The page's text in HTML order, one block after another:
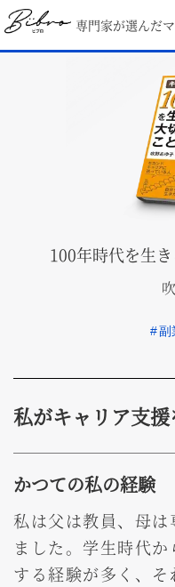
専門家が選んだ
100年時代を生
#副
私がキャリア支
かつての私の経験
私は父は教員、母
ました。学生時代
する経験が多く、